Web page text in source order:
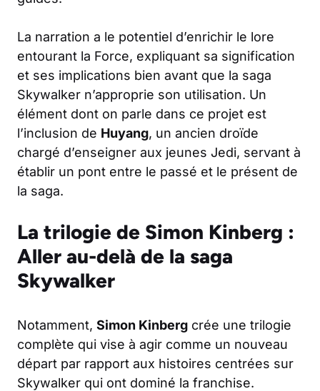
La narration a le potentiel d’enrichir le lore
entourant la Force, expliquant sa signification
et ses implications bien avant que la saga
Skywalker n’approprie son utilisation. Un
élément dont on parle dans ce projet est
l’inclusion de Huyang, un ancien droïde
chargé d’enseigner aux jeunes Jedi, servant à
établir un pont entre le passé et le présent de
la saga.
La trilogie de Simon Kinberg :
Aller au-delà de la saga
Skywalker
Notamment, Simon Kinberg crée une trilogie
complète qui vise à agir comme un nouveau
départ par rapport aux histoires centrées sur
Skywalker qui ont dominé la franchise.